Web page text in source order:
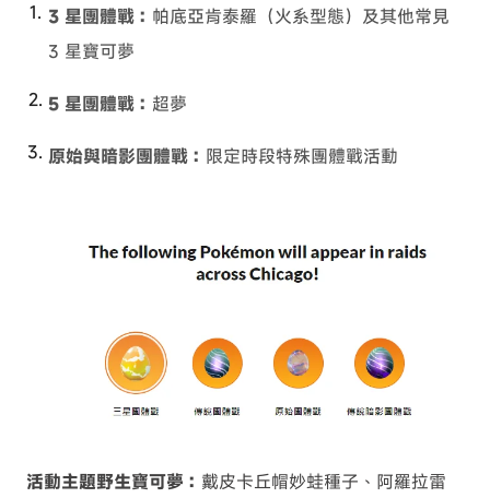
3 星團體戰： 帕底亞肯泰羅（火系型態）及其他常見
3 星寶可夢
5 星團體戰： 超夢
原始與暗影團體戰： 限定時段特殊團體戰活動
活動主題野生寶可夢： 戴皮卡丘帽妙蛙種子、阿羅拉雷